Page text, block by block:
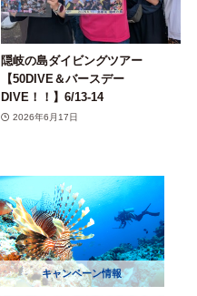
隠岐の島ダイビングツアー
【50DIVE＆バースデー
DIVE！！】6/13-14
2026年6月17日
キャンペーン情報